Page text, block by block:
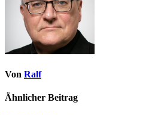
Von Ralf
Ähnlicher Beitrag